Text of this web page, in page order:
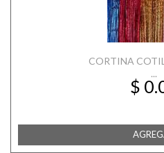
CORTINA
...
$